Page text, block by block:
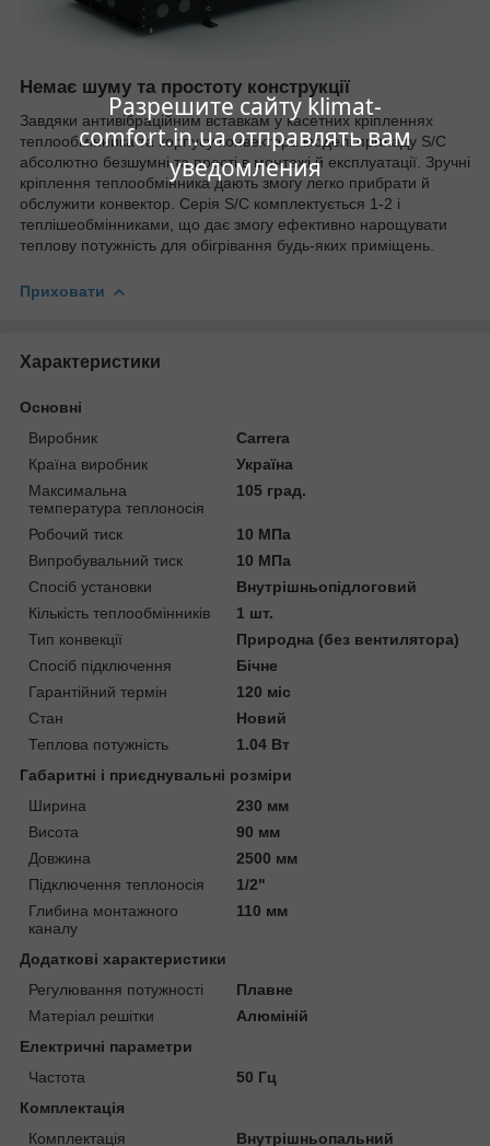
Разрешите сайту klimat-
comfort.in.ua отправлять вам
уведомления
Немає шуму та простоту конструкції
Завдяки антивібраційним вставкам у касетних кріпленнях
теплообмінника та корпусу конвектора моделі приладу S/C
абсолютно безшумні та прості в монтажі й експлуатації. Зручні
кріплення теплообмінника дають змогу легко прибрати й
обслужити конвектор. Серія S/C комплектується 1-2 і
теплішеобмінниками, що дає змогу ефективно нарощувати
теплову потужність для обігрівання будь-яких приміщень.
Приховати
Характеристики
Основні
Виробник
Carrera
Країна виробник
Україна
Максимальна
температура теплоносія
105 град.
Робочий тиск
10 МПа
Випробувальний тиск
10 МПа
Спосіб установки
Внутрішньопідлоговий
Кількість теплообмінників
1 шт.
Тип конвекції
Природна (без вентилятора)
Спосіб підключення
Бічне
Гарантійний термін
120 міс
Стан
Новий
Теплова потужність
1.04 Вт
Габаритні і приєднувальні розміри
Ширина
230 мм
Висота
90 мм
Довжина
2500 мм
Підключення теплоносія
1/2"
Глибина монтажного
каналу
110 мм
Додаткові характеристики
Регулювання потужності
Плавне
Матеріал решітки
Алюміній
Електричні параметри
Частота
50 Гц
Комплектація
Комплектація
Внутрішньопальний